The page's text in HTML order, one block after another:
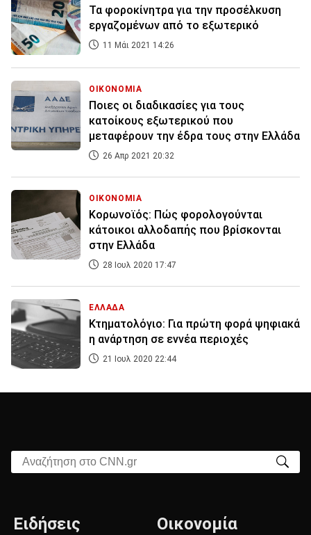
Τα φοροκίνητρα για την προσέλκυση
εργαζομένων από το εξωτερικό
11 Μάι 2021 14:26
ΟΙΚΟΝΟΜΙΑ
Ποιες οι διαδικασίες για τους
κατοίκους εξωτερικού που
μεταφέρουν την έδρα τους στην Ελλάδα
26 Απρ 2021 20:32
ΟΙΚΟΝΟΜΙΑ
Κορωνοϊός: Πώς φορολογούνται
κάτοικοι αλλοδαπής που βρίσκονται
στην Ελλάδα
28 Ιουλ 2020 17:47
ΕΛΛΑΔΑ
Κτηματολόγιο: Για πρώτη φορά ψηφιακά
η ανάρτηση σε εννέα περιοχές
21 Ιουλ 2020 22:44
Αναζήτηση στο CNN.gr
Ειδήσεις Οικονομία